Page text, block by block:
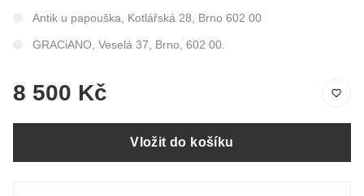
Antik u papouška, Kotlářská 28, Brno 602 00
GRACiANO, Veselá 37, Brno, 602 00.
8 500 Kč
Vložit do košíku